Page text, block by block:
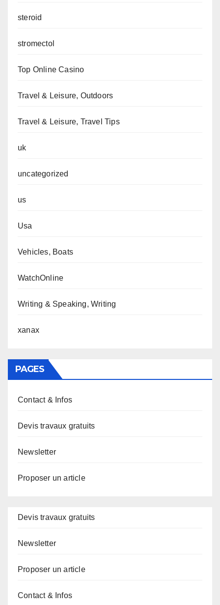
steroid
stromectol
Top Online Casino
Travel & Leisure, Outdoors
Travel & Leisure, Travel Tips
uk
uncategorized
us
Usa
Vehicles, Boats
WatchOnline
Writing & Speaking, Writing
xanax
PAGES
Contact & Infos
Devis travaux gratuits
Newsletter
Proposer un article
Devis travaux gratuits
Newsletter
Proposer un article
Contact & Infos